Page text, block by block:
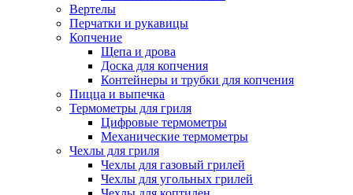
Вертелы
Перчатки и рукавицы
Копчение
Щепа и дрова
Доска для копчения
Контейнеры и трубки для копчения
Пицца и выпечка
Термометры для гриля
Цифровые термометры
Механические термометры
Чехлы для гриля
Чехлы для газовый грилей
Чехлы для угольных грилей